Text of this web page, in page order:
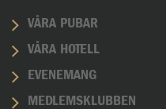
VÅRA PUBAR
VÅRA HOTELL
EVENEMANG
MEDLEMSKLUBBEN